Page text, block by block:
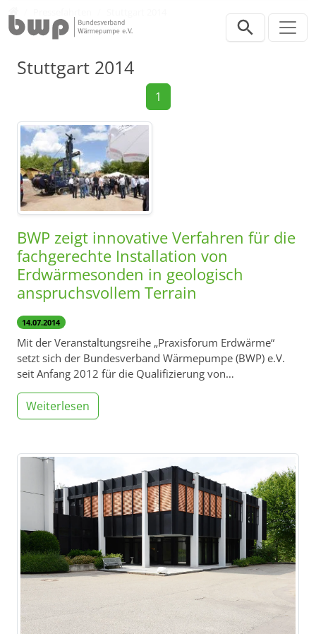
Stuttgart 2014
1
BWP zeigt innovative Verfahren für die
fachgerechte Installation von
Erdwärmesonden in geologisch
anspruchsvollem Terrain
14.07.2014
Mit der Veranstaltungsreihe „Praxisforum Erdwärme“
setzt sich der Bundesverband Wärmepumpe (BWP) e.V.
seit Anfang 2012 für die Qualifizierung von…
Weiterlesen